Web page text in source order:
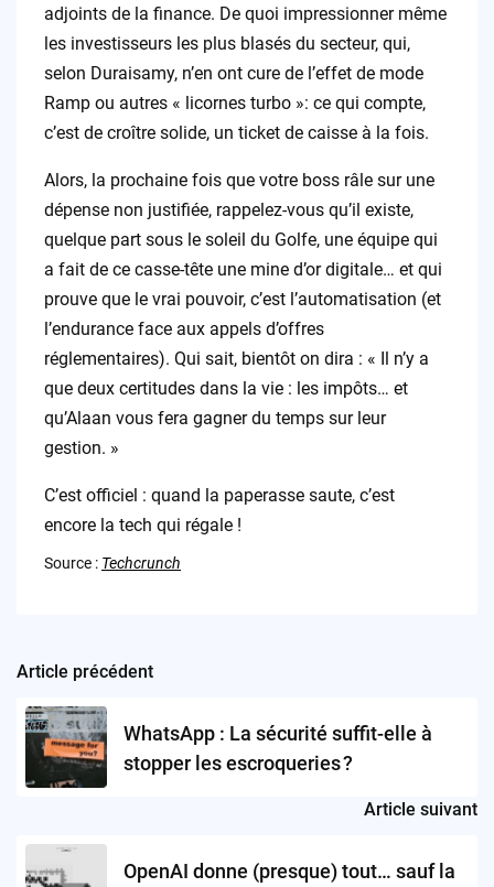
adjoints de la finance. De quoi impressionner même
les investisseurs les plus blasés du secteur, qui,
selon Duraisamy, n’en ont cure de l’effet de mode
Ramp ou autres « licornes turbo »: ce qui compte,
c’est de croître solide, un ticket de caisse à la fois.
Alors, la prochaine fois que votre boss râle sur une
dépense non justifiée, rappelez-vous qu’il existe,
quelque part sous le soleil du Golfe, une équipe qui
a fait de ce casse-tête une mine d’or digitale… et qui
prouve que le vrai pouvoir, c’est l’automatisation (et
l’endurance face aux appels d’offres
réglementaires). Qui sait, bientôt on dira : « Il n’y a
que deux certitudes dans la vie : les impôts… et
qu’Alaan vous fera gagner du temps sur leur
gestion. »
C’est officiel : quand la paperasse saute, c’est
encore la tech qui régale !
Source : Techcrunch
Post
navigation
Article précédent
WhatsApp : La sécurité suffit-elle à
stopper les escroqueries ?
Article suivant
OpenAI donne (presque) tout… sauf la